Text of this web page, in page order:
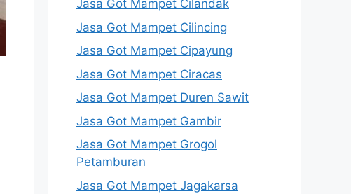
Jasa Got Mampet Cilandak
Jasa Got Mampet Cilincing
Jasa Got Mampet Cipayung
Jasa Got Mampet Ciracas
Jasa Got Mampet Duren Sawit
Jasa Got Mampet Gambir
Jasa Got Mampet Grogol
Petamburan
Jasa Got Mampet Jagakarsa